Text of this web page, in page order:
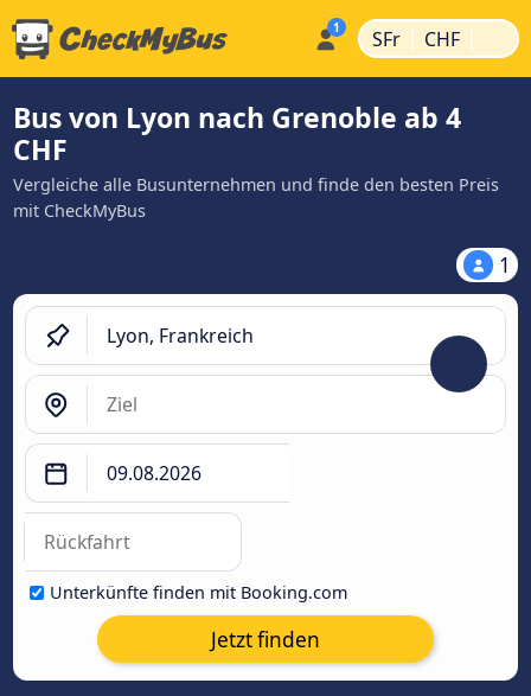
SFr | CHF |
Bus von Lyon nach Grenoble ab 4
CHF
Vergleiche alle Busunternehmen und finde den besten Preis
mit CheckMyBus
1
Unterkünfte finden mit Booking.com
Jetzt finden